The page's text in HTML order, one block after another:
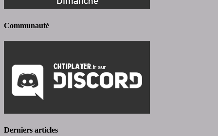
Communauté
Derniers articles